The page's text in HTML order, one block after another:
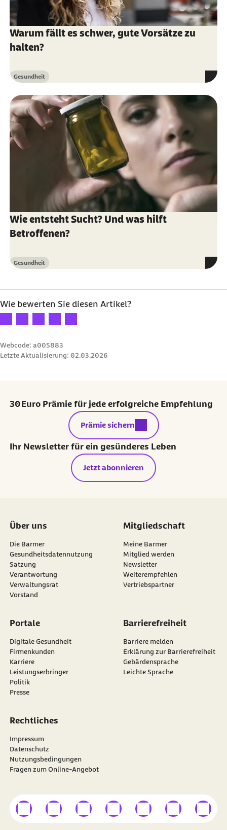
Warum fällt es schwer, gute Vorsätze zu
halten?
Kategorie
Gesundheit
Wie entsteht Sucht? Und was hilft
Betroffenen?
Kategorie
Gesundheit
Wie bewerten Sie diesen Artikel?
Ihre Bewertung: 1 Stern
Ihre Bewertung: 2 Sterne
Ihre Bewertung: 3 Sterne
Ihre Bewertung: 4 Sterne
Ihre Bewertung: 5 Sterne
Webcode: a005883
Letzte Aktualisierung: 02.03.2026
30 Euro Prämie für jede erfolgreiche Empfehlung
externer Link:
Prämie sichern
Ihr Newsletter für ein gesünderes Leben
Jetzt abonnieren
Über uns
Die Barmer
Gesundheitsdatennutzung
Satzung
Verantwortung
Verwaltungsrat
Vorstand
Mitgliedschaft
Meine Barmer
Mitglied werden
Newsletter
externer Link:
Weiterempfehlen
Vertriebspartner
Portale
Digitale Gesundheit
Firmenkunden
Karriere
Leistungserbringer
Politik
Presse
Barrierefreiheit
Barriere melden
Erklärung zur Barrierefreiheit
Gebärdensprache
Leichte Sprache
Rechtliches
Impressum
Datenschutz
Nutzungsbedingungen
Fragen zum Online-Angebot
Besuchen Sie dieBARMER auf
externer Linkexterner Linkexterner Linkexterner Linkexterner Linkexterner Link